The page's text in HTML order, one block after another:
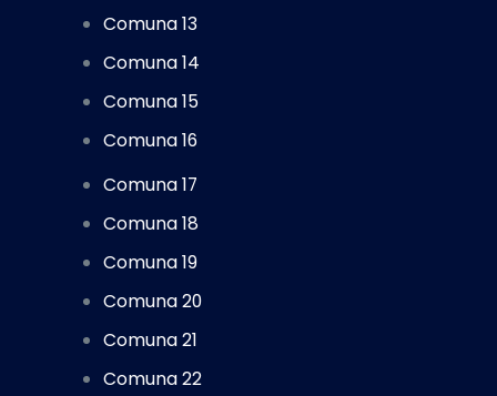
Comuna 13
Comuna 14
Comuna 15
Comuna 16
Comuna 17
Comuna 18
Comuna 19
Comuna 20
Comuna 21
Comuna 22